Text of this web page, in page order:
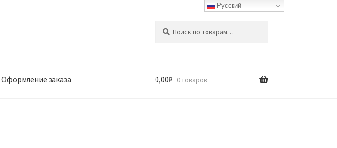
Оформление заказа 0,00₽ 0 товаров
Русский